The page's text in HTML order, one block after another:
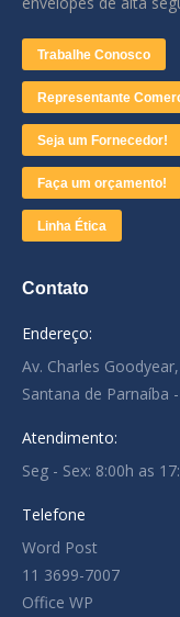
Trabalhe Conosco
Representante
Seja um Fornecedor!
Faça um orçamento!
Linha Ética
Contato
Endereço:
Av. Charles
Santana de Parnaíba
Atendimento:
Seg - Sex: 8:00h as
Telefone
Word Post
11 3699-7007
Office WP